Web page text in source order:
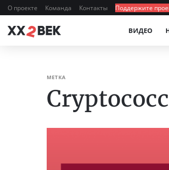
О проекте Команда Контакты Поддержите
ВИДЕО
МЕТКА